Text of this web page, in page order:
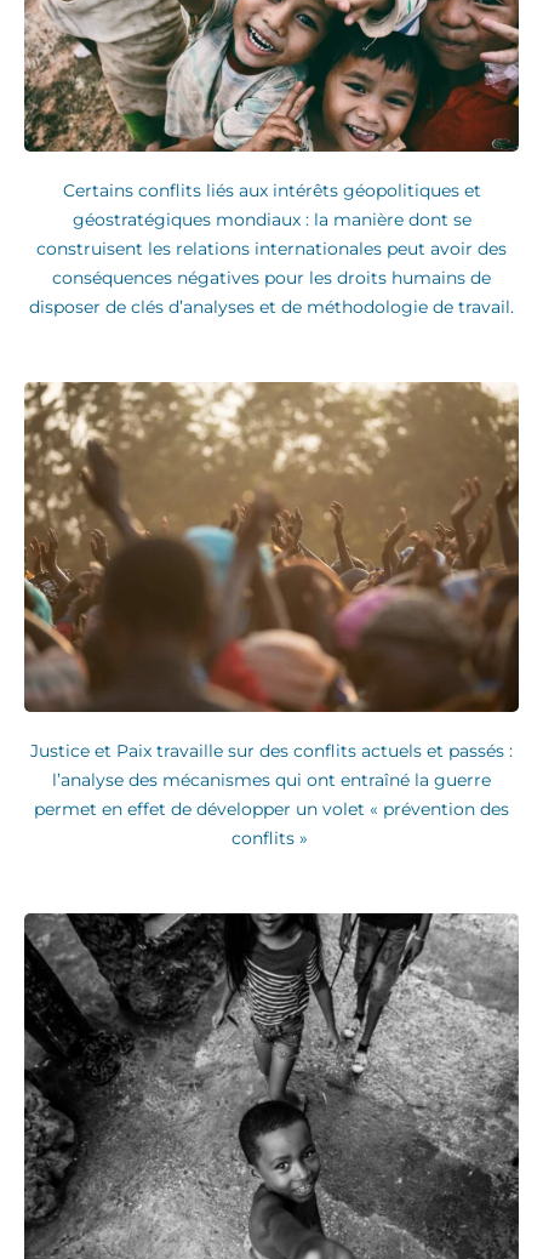
Certains conflits liés aux intérêts géopolitiques et
géostratégiques mondiaux : la manière dont se
construisent les relations internationales peut avoir des
conséquences négatives pour les droits humains de
disposer de clés d’analyses et de méthodologie de travail.
Justice et Paix travaille sur des conflits actuels et passés :
l’analyse des mécanismes qui ont entraîné la guerre
permet en effet de développer un volet « prévention des
conflits »